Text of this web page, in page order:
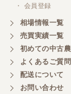
嫌な顔を
感謝して
もよろし
三重県／
初めてコ
明るい方
・ 会員登録
相場情報一覧
売買実績一覧
初めての中古
よくあるご質問
配送について
お問い合わせ